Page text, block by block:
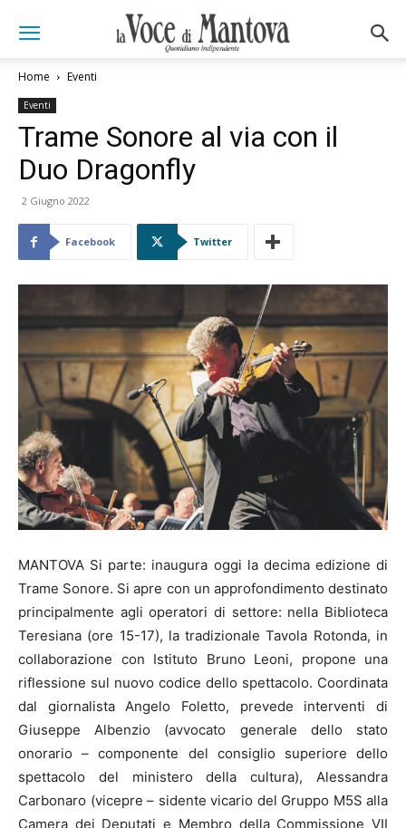
Home Eventi
Eventi
Trame Sonore al via con il
Duo Dragonfly
2 Giugno 2022
Facebook Twitter
MANTOVA Si parte: inaugura oggi la decima edizione di
Trame Sonore. Si apre con un approfondimento destinato
principalmente agli operatori di settore: nella Biblioteca
Teresiana (ore 15-17), la tradizionale Tavola Rotonda, in
collaborazione con Istituto Bruno Leoni, propone una
riflessione sul nuovo codice dello spettacolo. Coordinata
dal giornalista Angelo Foletto, prevede interventi di
Giuseppe Albenzio (avvocato generale dello stato
onorario – componente del consiglio superiore dello
spettacolo del ministero della cultura), Alessandra
Carbonaro (vicepre – sidente vicario del Gruppo M5S alla
Camera dei Deputati e Membro della Commissione VII